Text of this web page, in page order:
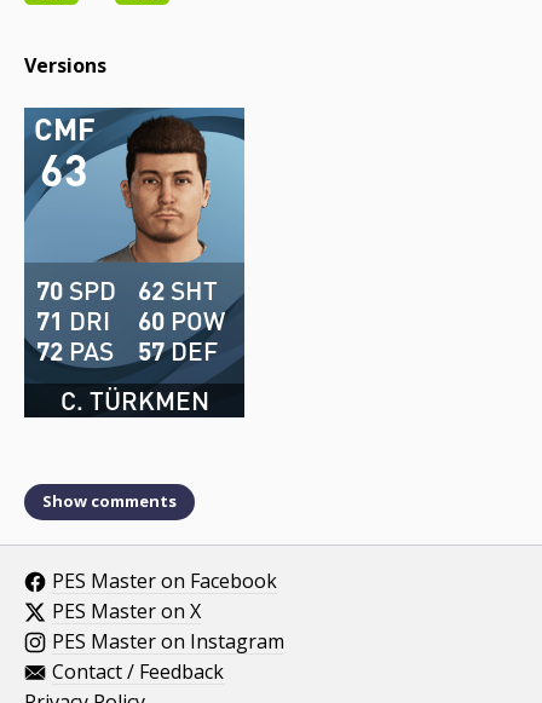
Versions
63
CMF
C. TÜRKMEN
70 SPD
71 DRI
72 PAS
62 SHT
60 POW
57DEF
Show comments
PES Master on Facebook
PES Master on X
PES Master on Instagram
Contact / Feedback